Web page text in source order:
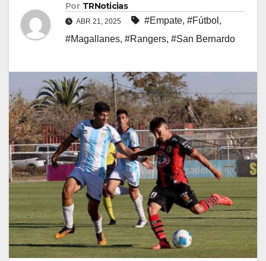
Por TRNoticias
ABR 21, 2025 #Empate, #Fútbol ,
#Magallanes, #Rangers, #San Bernardo